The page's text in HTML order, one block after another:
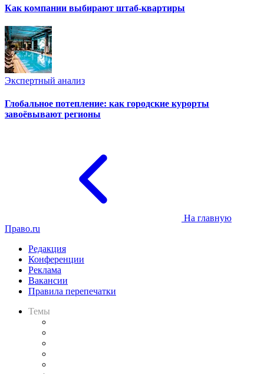
Как компании выбирают штаб-квартиры
Экспертный анализ
Глобальное потепление: как городские курорты
завоёвывают регионы
На главную
Право.ru
Редакция
Конференции
Реклама
Вакансии
Правила перепечатки
Темы